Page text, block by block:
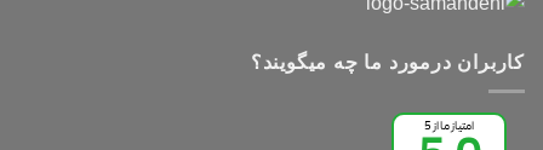
کاربران درمورد ما چه میگویند؟